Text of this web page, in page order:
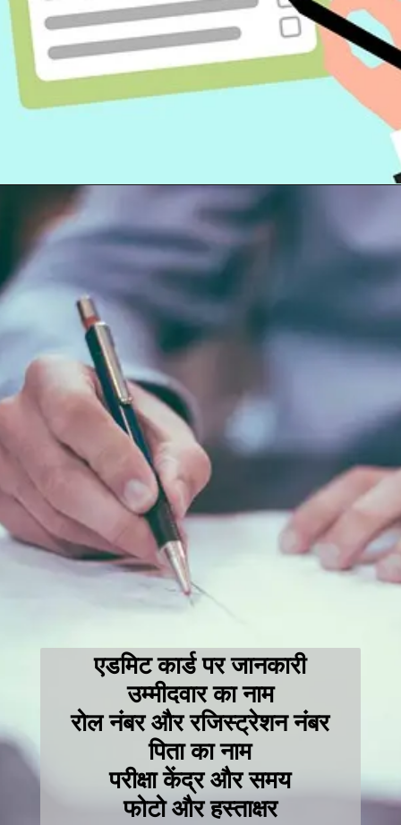
एडमिट कार्ड पर जानकारी
उम्मीदवार का नाम
रोल नंबर और रजिस्ट्रेशन नंबर
पिता का नाम
परीक्षा केंद्र और समय
फोटो और हस्ताक्षर